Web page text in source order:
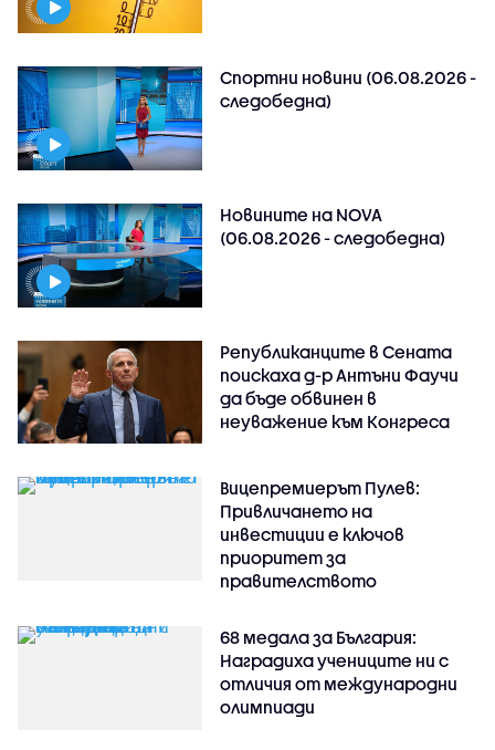
Спортни новини (06.08.2026 -
следобедна)
Новините на NOVA
(06.08.2026 - следобедна)
Републиканците в Сената
поискаха д-р Антъни Фаучи
да бъде обвинен в
неуважение към Конгреса
Вицепремиерът Пулев:
Привличането на
инвестиции е ключов
приоритет за
правителството
68 медала за България:
Наградиха учениците ни с
отличия от международни
олимпиади